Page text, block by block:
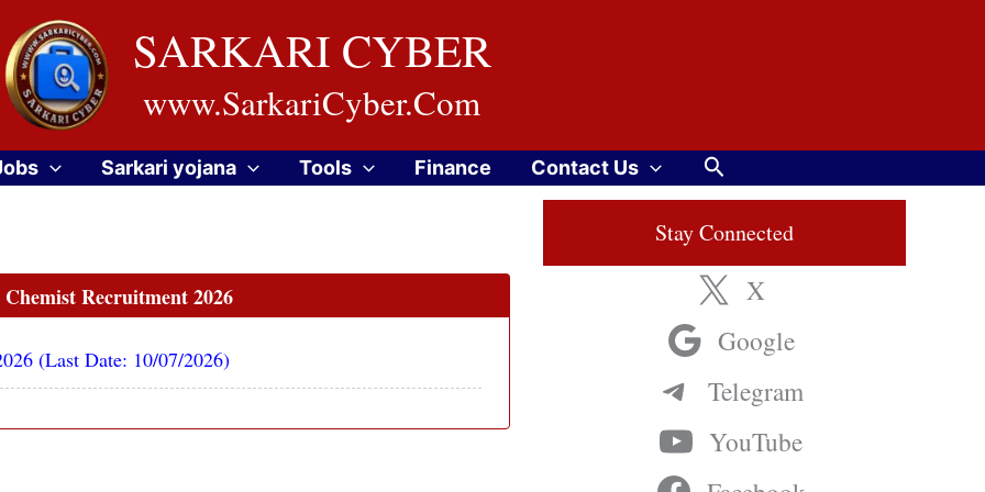
SARKARI CYBER
www.SarkariCyber.Com
Sarkari yojana Tools Finance Contact Us Search
Recruitment 2026
(Last Date: 10/07/2026)
Stay Connected
X
Google
Telegram
YouTube